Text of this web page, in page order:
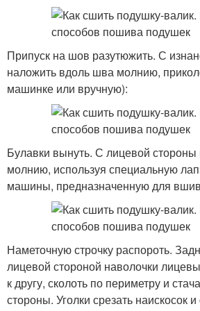
Припуск на шов разутюжить. С
наложить вдоль шва молнию,
машинке или вручную):
Булавки вынуть. С лицевой стороны
молнию, используя специальную
машины, предназначенную для
Наметочную строчку распороть.
лицевой стороной наволочки
к другу, сколоть по периметру и
стороны. Уголки срезать наискосок